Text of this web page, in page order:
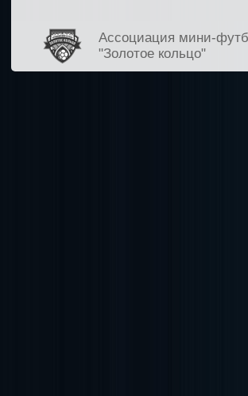
Ассоциация мини-
"Золотое кольцо"